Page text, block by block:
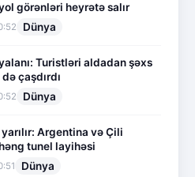
görənləri heyrətə salır
Dünya
Turistləri aldadan şəxs
çaşdırdı
Dünya
Argentina və Çili
tunel layihəsi
Dünya